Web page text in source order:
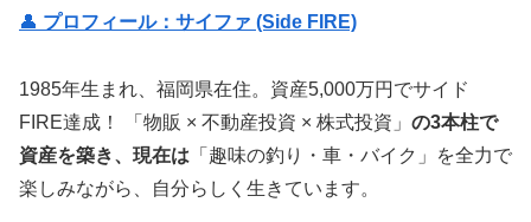
👤 プロフィール：サイファ (Side FIRE)
1985年生まれ、福岡県在住。資産5,000万円でサイド
FIRE達成！ 「物販 × 不動産投資 × 株式投資」 の3本柱で
資産を築き、現在は 「趣味の釣り・車・バイク」を全力で
楽しみながら、自分らしく生きています。